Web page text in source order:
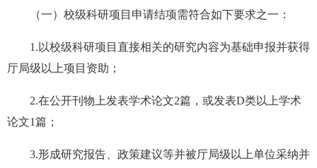
（一）校级科研项目申请结项需符合如下要求之一：
1.以校级科研项目直接相关的研究内容为基础申报并获得
厅局级以上项目资助；
2.在公开刊物上发表学术论文2篇，或发表D类以上学术
论文1篇；
3.形成研究报告、政策建议等并被厅局级以上单位采纳并